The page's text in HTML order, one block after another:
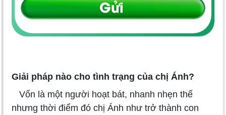
Giải pháp nào cho tình trạng của chị Ánh?
Vốn là một người hoạt bát, nhanh nhẹn thế
nhưng thời điểm đó chị Ánh như trở thành con